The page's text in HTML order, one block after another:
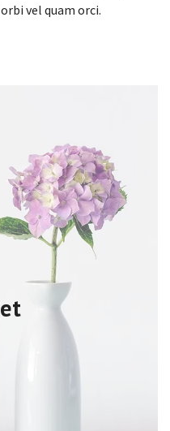
vel quam orci.